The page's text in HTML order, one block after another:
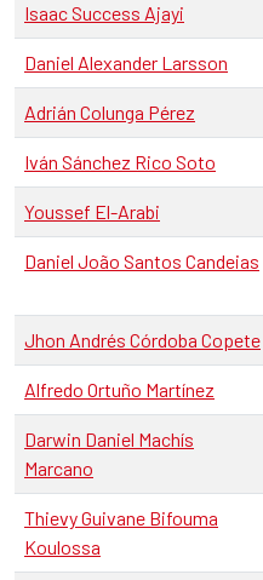
Isaac Success Ajayi
Daniel Alexander Larsson
Adrián Colunga Pérez
Iván Sánchez Rico Soto
Youssef El-Arabi
Daniel João Santos Candeias
Jhon Andrés Córdoba Copete
Alfredo Ortuño Martínez
Darwin Daniel Machís
Marcano
Thievy Guivane Bifouma
Koulossa